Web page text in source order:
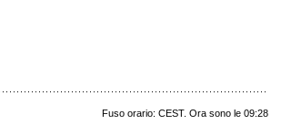
Fuso orario: CEST. Ora sono le 09:28